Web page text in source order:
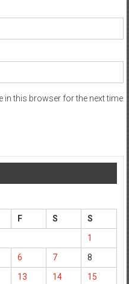
in this browser for the next time
F S
S
1
6 7
8
13 14
15